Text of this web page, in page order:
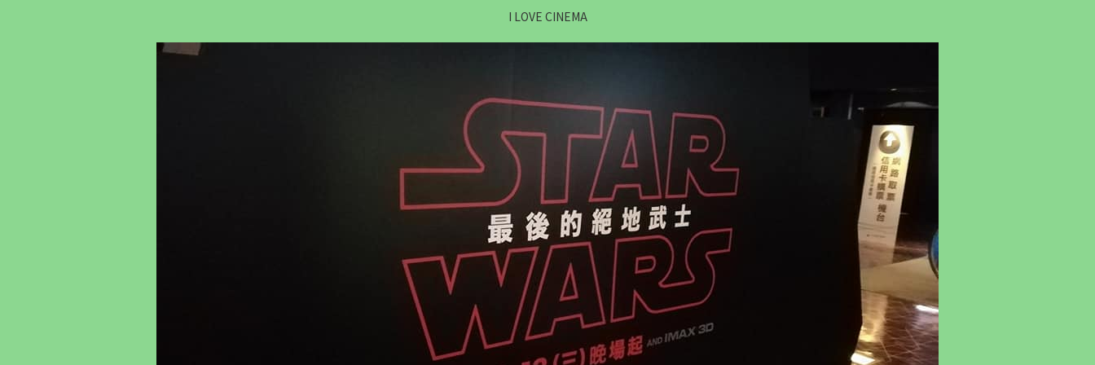
I LOVE CINEMA